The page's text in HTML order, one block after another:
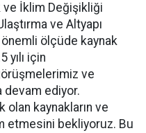
ve İklim Değişikliği
ve Altyapı
önemli ölçüde kaynak
yılı için
ve
devam ediyor.
olan kaynakların ve
etmesini bekliyoruz. Bu